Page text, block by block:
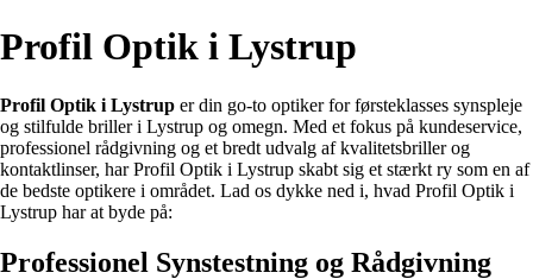
Profil Optik i Lystrup
Profil Optik i Lystrup er din go-to optiker for førsteklasses synspleje
og stilfulde briller i Lystrup og omegn. Med et fokus på kundeservice,
professionel rådgivning og et bredt udvalg af kvalitetsbriller og
kontaktlinser, har Profil Optik i Lystrup skabt sig et stærkt ry som en af
de bedste optikere i området. Lad os dykke ned i, hvad Profil Optik i
Lystrup har at byde på:
Professionel Synstestning og Rådgivning